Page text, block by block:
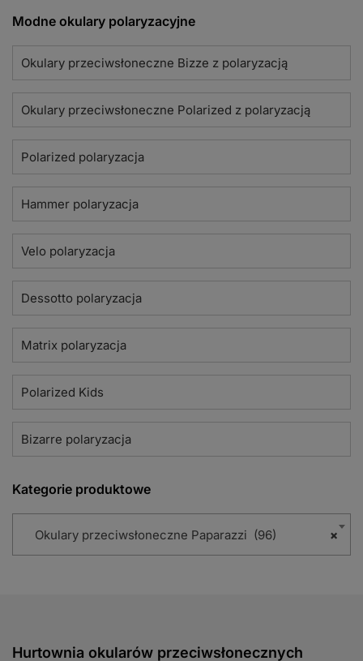
Modne okulary polaryzacyjne
Okulary przeciwsłoneczne Bizze z polaryzacją
Okulary przeciwsłoneczne Polarized z polaryzacją
Polarized polaryzacja
Hammer polaryzacja
Velo polaryzacja
Dessotto polaryzacja
Matrix polaryzacja
Polarized Kids
Bizarre polaryzacja
Kategorie produktowe
×
Okulary przeciwsłoneczne Paparazzi (96)
Hurtownia okularów przeciwsłonecznych